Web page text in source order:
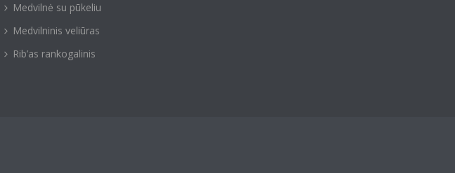
Medvilnė su pūkeliu
Medvilninis veliūras
Rib’as rankogalinis